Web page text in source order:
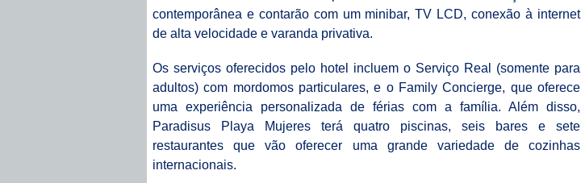
contemporânea e contarão com um minibar, TV LCD, conexão à internet
de alta velocidade e varanda privativa.
Os serviços oferecidos pelo hotel incluem o Serviço Real (somente para
adultos) com mordomos particulares, e o Family Concierge, que oferece
uma experiência personalizada de férias com a família. Além disso,
Paradisus Playa Mujeres terá quatro piscinas, seis bares e sete
restaurantes que vão oferecer uma grande variedade de cozinhas
internacionais.